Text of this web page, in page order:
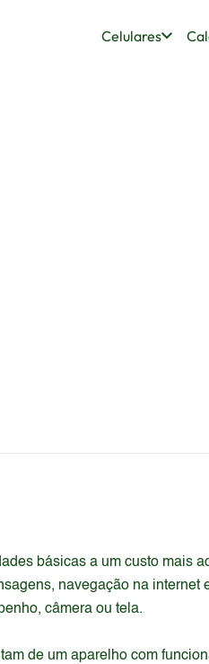
Celulares
básicas a um custo mais
navegação na internet
câmera ou tela.
de um aparelho com